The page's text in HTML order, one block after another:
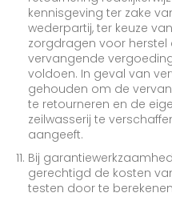
kennisgeving ter zake
wederpartij, ter keuze
zorgdragen voor
vervangende
voldoen. In geval van
gehouden om de
te retourneren en de
zeilwasserij te
aangeeft.
Bij
gerechtigd de kosten
testen door te